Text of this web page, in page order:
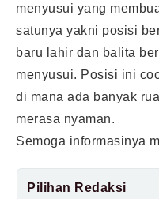
menyusui yang
satunya yakni posisi
baru lahir dan balita
menyusui. Posisi ini
di mana ada banyak
merasa nyaman.
Semoga informasinya
Pilihan Redaksi